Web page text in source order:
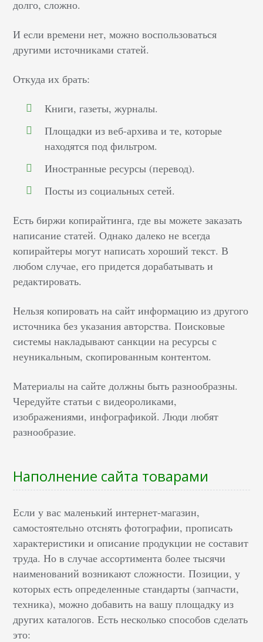
долго, сложно.
И если времени нет, можно воспользоваться
другими источниками статей.
Откуда их брать:
Книги, газеты, журналы.
Площадки из веб-архива и те, которые
находятся под фильтром.
Иностранные ресурсы (перевод).
Посты из социальных сетей.
Есть биржи копирайтинга, где вы можете заказать
написание статей. Однако далеко не всегда
копирайтеры могут написать хороший текст. В
любом случае, его придется дорабатывать и
редактировать.
Нельзя копировать на сайт информацию из другого
источника без указания авторства. Поисковые
системы накладывают санкции на ресурсы с
неуникальным, скопированным контентом.
Материалы на сайте должны быть разнообразны.
Чередуйте статьи с видеороликами,
изображениями, инфографикой. Люди любят
разнообразие.
Наполнение сайта товарами
Если у вас маленький интернет-магазин,
самостоятельно отснять фотографии, прописать
характеристики и описание продукции не составит
труда. Но в случае ассортимента более тысячи
наименований возникают сложности. Позиции, у
которых есть определенные стандарты (запчасти,
техника), можно добавить на вашу площадку из
других каталогов. Есть несколько способов сделать
это: